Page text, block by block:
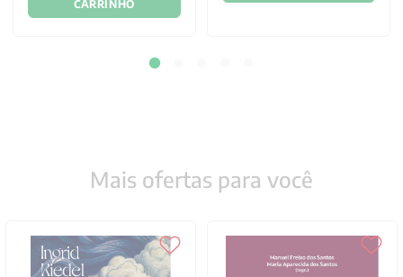
CARRINHO
Mais ofertas para você